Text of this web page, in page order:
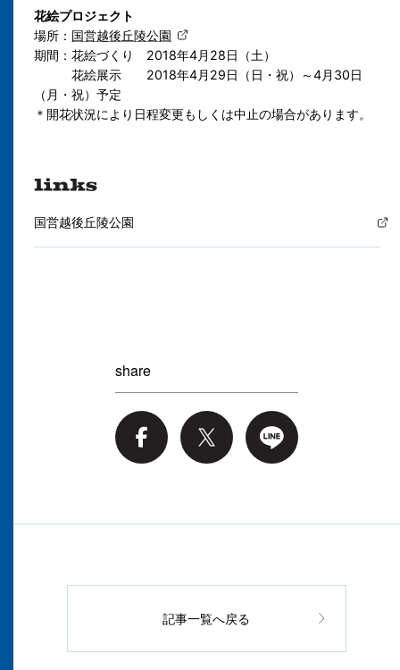
花絵プロジェクト
場所： 国営越後丘陵公園
期間：花絵づくり 2018年4月28日（土）
花絵展示 2018年4月29日（日・祝）～4月30日
（月・祝）予定
＊開花状況により日程変更もしくは中止の場合があります。
国営越後丘陵公園
share
記事一覧へ戻る